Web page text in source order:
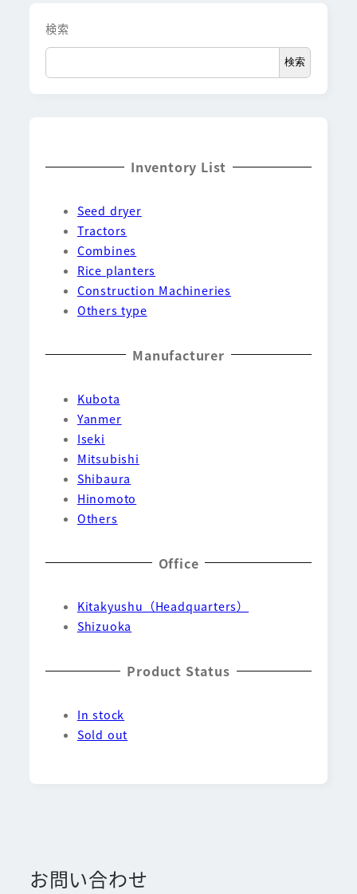
検索
検索
Inventory List
Seed dryer
Tractors
Combines
Rice planters
Construction Machineries
Others type
Manufacturer
Kubota
Yanmer
Iseki
Mitsubishi
Shibaura
Hinomoto
Others
Office
Kitakyushu（Headquarters）
Shizuoka
Product Status
In stock
Sold out
お問い合わせ